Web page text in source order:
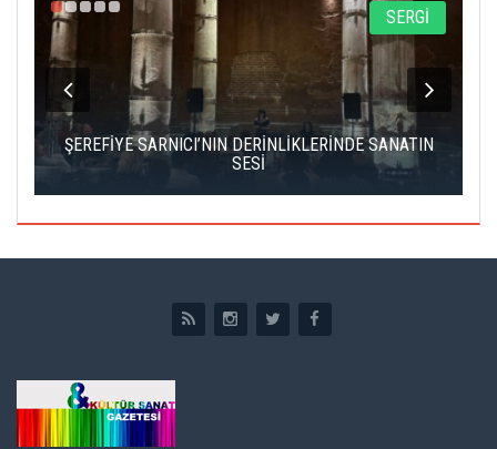
SERGİ
ŞEREFİYE SARNICI’NIN DERİNLİKLERİNDE SANATIN
SESİ